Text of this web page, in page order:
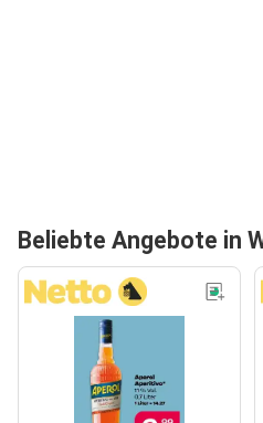
Beliebte Angebote in